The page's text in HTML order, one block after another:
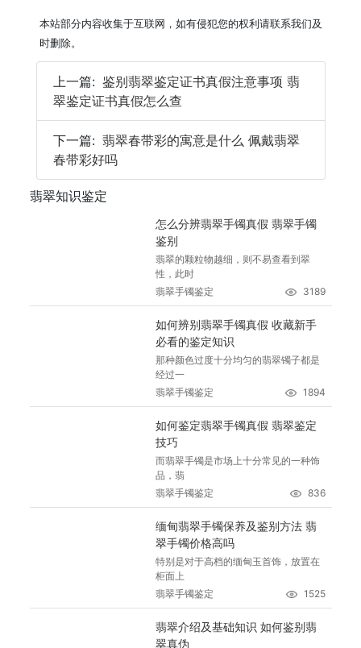
本站部分内容收集于互联网，如有侵犯您的权利请联系我们及
时删除。
上一篇: 鉴别翡翠鉴定证书真假注意事项 翡
翠鉴定证书真假怎么查
下一篇: 翡翠春带彩的寓意是什么 佩戴翡翠
春带彩好吗
翡翠知识鉴定
怎么分辨翡翠手镯真假 翡翠手镯
鉴别
翡翠的颗粒物越细，则不易查看到翠
性，此时
翡翠手镯鉴定
3189
如何辨别翡翠手镯真假 收藏新手
必看的鉴定知识
那种颜色过度十分均匀的翡翠镯子都是
经过一
翡翠手镯鉴定
1894
如何鉴定翡翠手镯真假 翡翠鉴定
技巧
而翡翠手镯是市场上十分常见的一种饰
品，翡
翡翠手镯鉴定
836
缅甸翡翠手镯保养及鉴别方法 翡
翠手镯价格高吗
特别是对于高档的缅甸玉首饰，放置在
柜面上
翡翠手镯鉴定
1525
翡翠介绍及基础知识 如何鉴别翡
翠真伪